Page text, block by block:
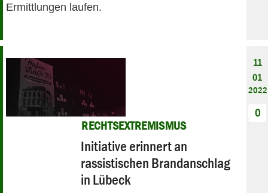
Ermittlungen laufen.
RECHTSEXTREMISMUS
Initiative erinnert an
rassistischen Brandanschlag
in Lübeck
11
01
2022
0